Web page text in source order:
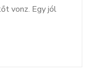
vonz. Egy jól